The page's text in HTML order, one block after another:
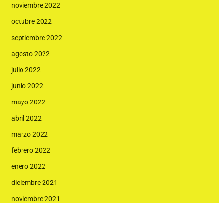
noviembre 2022
octubre 2022
septiembre 2022
agosto 2022
julio 2022
junio 2022
mayo 2022
abril 2022
marzo 2022
febrero 2022
enero 2022
diciembre 2021
noviembre 2021